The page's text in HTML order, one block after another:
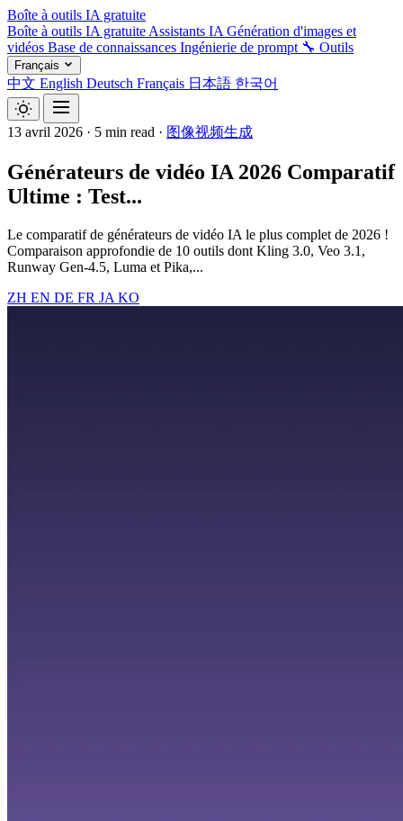
Boîte à outils IA gratuite
Boîte à outils IA gratuite Assistants IA Génération d'images et
vidéos Base de connaissances Ingénierie de prompt 🔧 Outils
Français
中文 English Deutsch Français 日本語 한국어
13 avril 2026 · 5 min read · 图像视频生成
Générateurs de vidéo IA 2026 Comparatif
Ultime : Test...
Le comparatif de générateurs de vidéo IA le plus complet de 2026 !
Comparaison approfondie de 10 outils dont Kling 3.0, Veo 3.1,
Runway Gen-4.5, Luma et Pika,...
ZH EN DE FR JA KO